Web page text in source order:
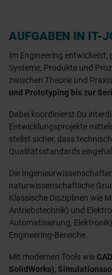
AUFGABEN IN IT-
Im Engineering
Systeme, Produkte und
zwischen Theorie und
und Prototyping bis zur
Dabei koordinierst Du
Entwicklungsprojekte
stellst sicher, dass
Qualitätsstandards
Die
naturwissenschaftliche
Klassische Disziplinen wie
Antriebstechnik) und
Automatisierung,
Engineering-Bereiche.
Mit modernen Tools wie
SolidWorks),